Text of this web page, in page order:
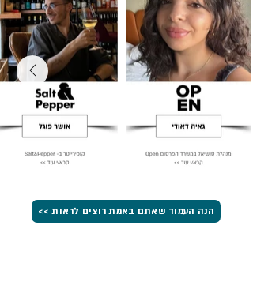
הנה העמוד שאתם באמת רוצים לראות >>